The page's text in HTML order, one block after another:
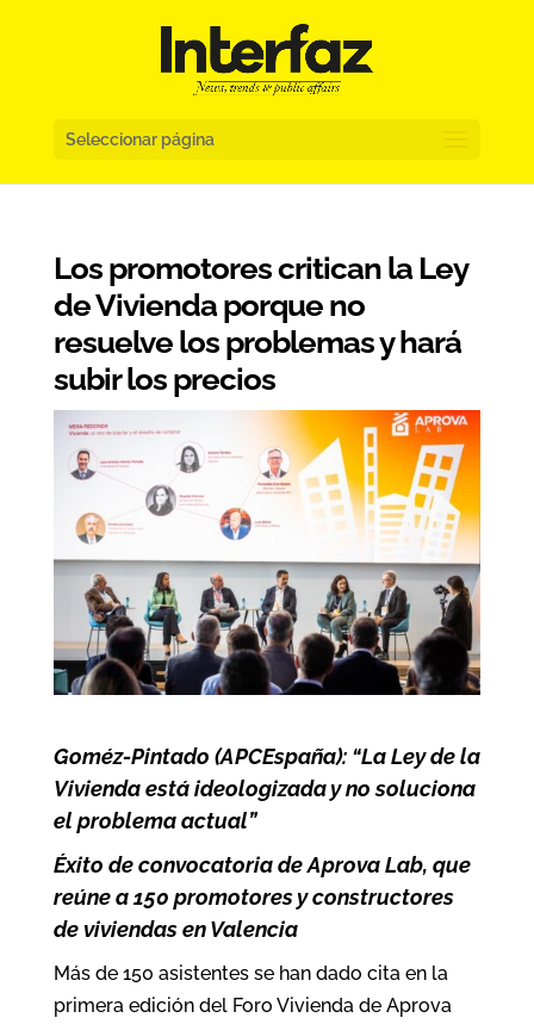
Seleccionar página
Los promotores critican la Ley
de Vivienda porque no
resuelve los problemas y hará
subir los precios
Goméz-Pintado (APCEspaña): “La Ley de la
Vivienda está ideologizada y no soluciona
el problema actual”
Éxito de convocatoria de Aprova Lab, que
reúne a 150 promotores y constructores
de viviendas en Valencia
Más de 150 asistentes se han dado cita en la
primera edición del Foro Vivienda de Aprova